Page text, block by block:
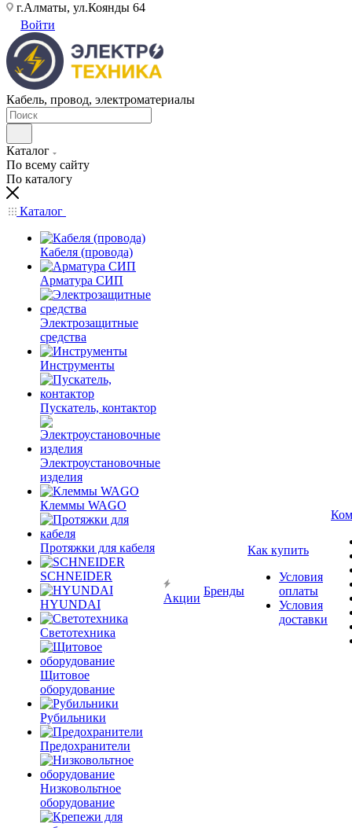
г.Алматы, ул.Коянды 64
Войти
Кабель, провод, электроматериалы
Каталог
По всему сайту
По каталогу
Каталог
Кабеля (провода)
Арматура СИП
Электрозащитные
средства
Инструменты
Пускатель, контактор
Электроустановочные
изделия
Клеммы WAGO
Протяжки для кабеля
SCHNEIDER
HYUNDAI
Светотехника
Щитовое
оборудование
Рубильники
Предохранители
Низковольтное
оборудование
Акции
Бренды
Как купить
Условия
оплаты
Условия
доставки